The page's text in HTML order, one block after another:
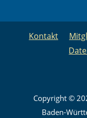
Kontakt
Copyright ©
Baden-